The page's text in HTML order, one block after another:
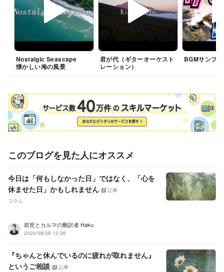
Nostalgic Seascape
懐かしい海の風景
君が代（ギターオーケスト
レーション）
BGMサンプル
このブログを見た人にオススメ
今日は「何もしなかった日」ではなく、「心を
休ませた日」かもしれません
記事
コラム
前世とカルマの翻訳者 Haku
2026/08/08 12:36
『ちゃんと休んでいるのに疲れが取れません』
というご相談
記事